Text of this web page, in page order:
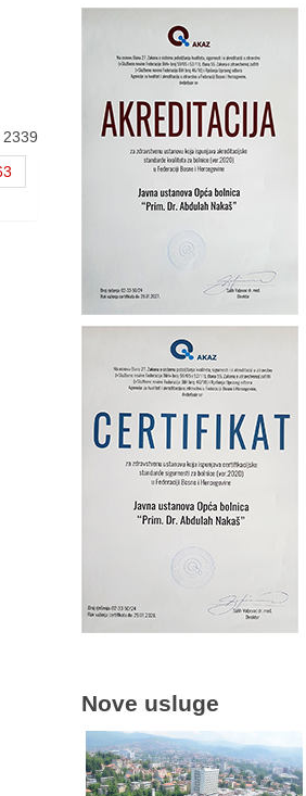
Nove usluge